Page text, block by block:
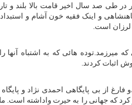
طی صد سال اخیر قامت بالا بلند و
و اینک فقیه خون آشام و
لرزان است.
هائی که به اشتباه آنها
اثبات کردند.
فارغ از بی پایگاهی احمدی نژاد و
که جهانی را به حیرت واداشته است.